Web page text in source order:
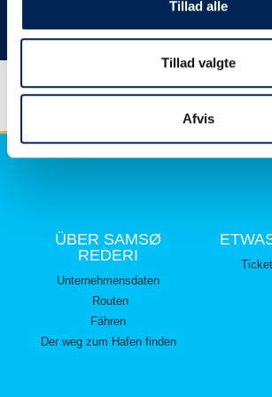
Tillad alle
Tillad valgte
Afvis
Vielen Dank für Ihr Verständnis.
ÜBER SAMSØ
REDERI
Unternehmensdaten
Routen
Fähren
Der weg zum Hafen finden